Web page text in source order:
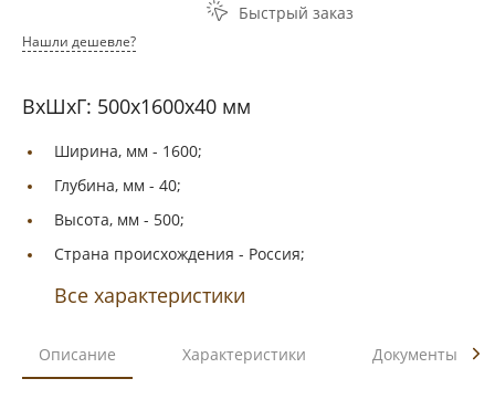
Быстрый заказ
Нашли дешевле?
ВxШxГ: 500х1600х40 мм
Ширина, мм - 1600;
Глубина, мм - 40;
Высота, мм - 500;
Страна происхождения - Россия;
Все характеристики
Описание Характеристики Документы